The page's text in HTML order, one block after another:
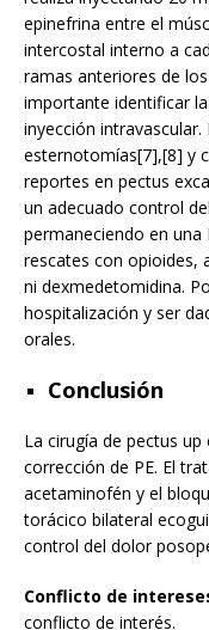
epinefrina entre el
intercostal interno a
ramas anteriores de
importante identificar
inyección
esternotomías[7],[8] y
reportes en pectus
un adecuado control
permaneciendo en una
rescates con opioides,
ni dexmedetomidina.
hospitalización y ser
orales.
Conclusión
La cirugía de pectus
corrección de PE. El
acetaminofén y el
torácico bilateral
control del dolor
Conflicto de
conflicto de interés.